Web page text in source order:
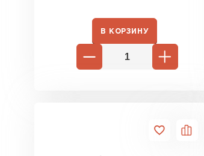
В КОРЗИНУ